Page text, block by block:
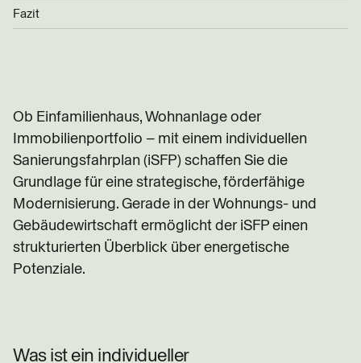
Fazit
Ob Einfamilienhaus, Wohnanlage oder
Immobilienportfolio – mit einem individuellen
Sanierungsfahrplan (iSFP) schaffen Sie die
Grundlage für eine strategische, förderfähige
Modernisierung. Gerade in der Wohnungs- und
Gebäudewirtschaft ermöglicht der iSFP einen
strukturierten Überblick über energetische
Potenziale.
Was ist ein individueller